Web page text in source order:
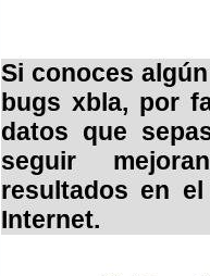
Si conoces
bugs xbla, por
datos que
seguir
resultados en
Internet.